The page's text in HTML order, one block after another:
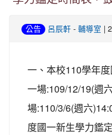
公告 呂辰軒 - 輔導室 |
一、本校110學年
一場:109/12/19(週
場:110/3/6(週六
度國一新生學力鑑